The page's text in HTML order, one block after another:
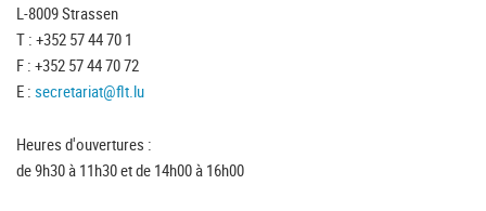
L-8009 Strassen
T : +352 57 44 70 1
F : +352 57 44 70 72
E : secretariat@flt.lu
Heures d'ouvertures :
de 9h30 à 11h30 et de 14h00 à 16h00